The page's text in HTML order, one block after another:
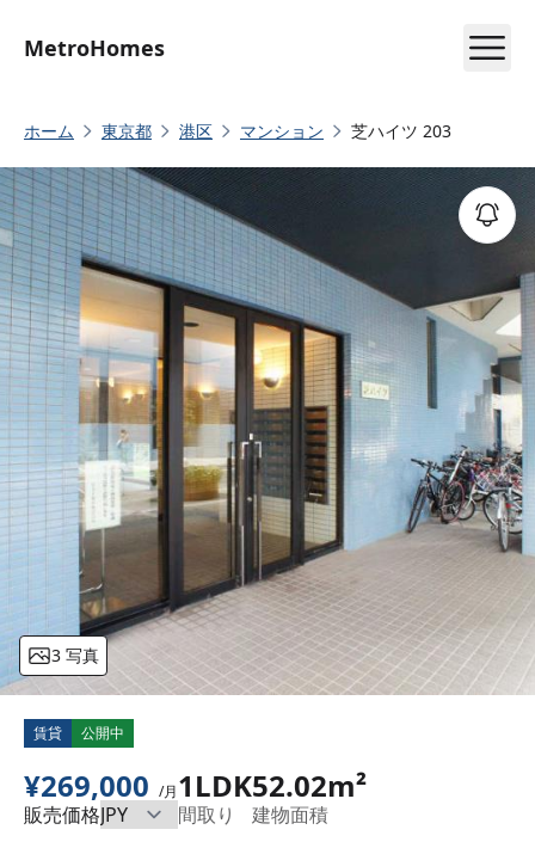
MetroHomes
ホーム 東京都 港区 マンション 芝ハイツ 203
3 写真
賃貸 公開中
¥269,000 /月
販売価格
1LDK
間取り
52.02m²
建物面積